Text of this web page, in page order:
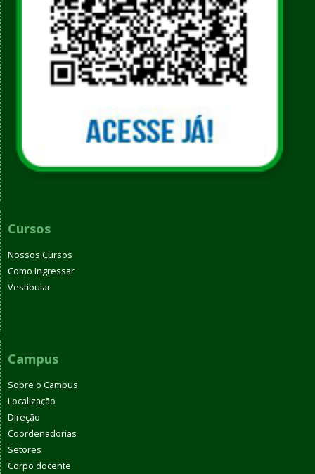
Cursos
Nossos Cursos
Como Ingressar
Vestibular
Campus
Sobre o Campus
Localização
Direção
Coordenadorias
Setores
Corpo docente